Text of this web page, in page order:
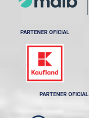
PARTENER OFICIAL
PARTENER OFICIAL